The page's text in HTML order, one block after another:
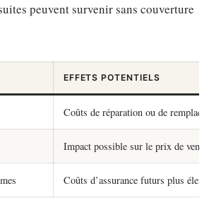
peuvent survenir sans couverture
EFFETS POTENTIELS
Coûts de réparation ou de
Impact possible sur le prix de
Coûts d’assurance futurs plus